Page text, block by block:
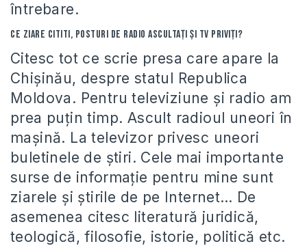
întrebare.
Ce ziare cititi, posturi de radio ascultați și tv priviți?
Citesc tot ce scrie presa care apare la
Chişinău, despre statul Republica
Moldova. Pentru televiziune şi radio am
prea puţin timp. Ascult radioul uneori în
maşină. La televizor privesc uneori
buletinele de ştiri. Cele mai importante
surse de informaţie pentru mine sunt
ziarele şi ştirile de pe Internet… De
asemenea citesc literatură juridică,
teologică, filosofie, istorie, politică etc.